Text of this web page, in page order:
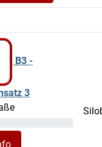
B3 -
3